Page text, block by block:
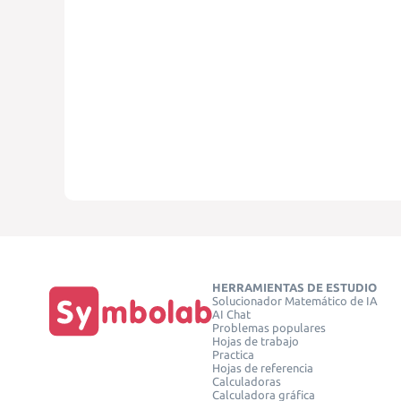
HERRAMIENTAS DE ESTUDIO
Solucionador Matemático de IA
AI Chat
Problemas populares
Hojas de trabajo
Practica
Hojas de referencia
Calculadoras
Calculadora gráfica